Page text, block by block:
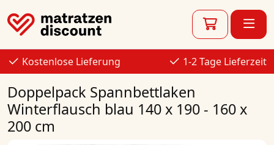
Kostenlose Lieferung 1-2 Tage Lieferzeit
Doppelpack Spannbettlaken
Winterflausch blau 140 x 190 - 160 x
200 cm